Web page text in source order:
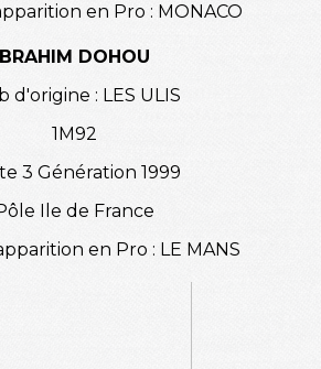
en Pro : MONACO
BRAHIM DOHOU
d'origine : LES ULIS
1M92
3 Génération 1999
Ile de France
en Pro : LE MANS